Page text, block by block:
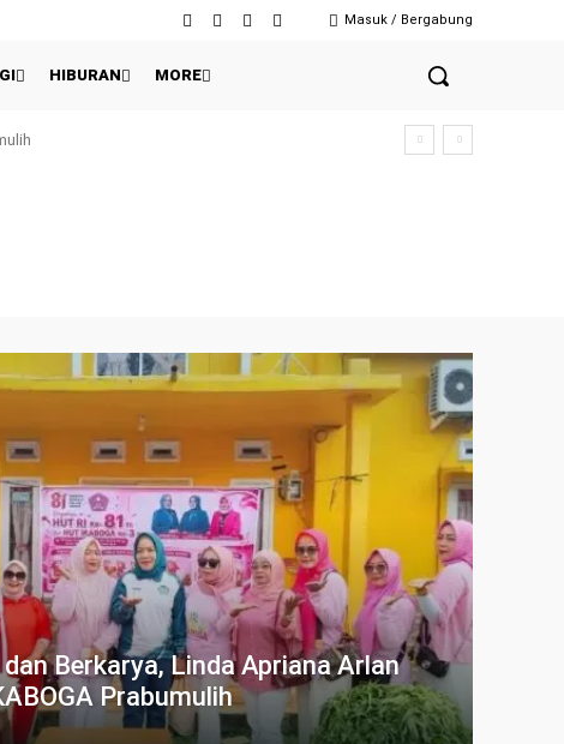
Masuk / Bergabung
HIBURAN MORE
Berkarya, Linda Apriana Arlan
Prabumulih